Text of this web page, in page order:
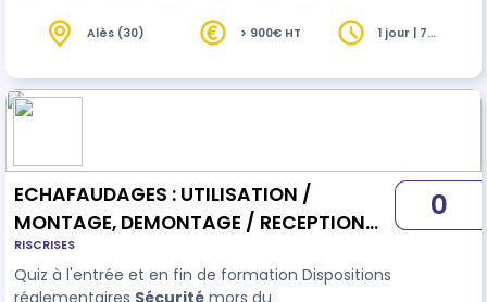
protection collective - Evaluation des risques
pratiques
Alès (30) > 900€ HT
1 jour | 7
ECHAFAUDAGES : UTILISATION /
MONTAGE, DEMONTAGE / RECEPTION
(fixe ou roulant) R408-R457
RISCRISES
Quiz à l'entrée et en fin de formation Dispositions
réglementaires Sécurité mors du
0